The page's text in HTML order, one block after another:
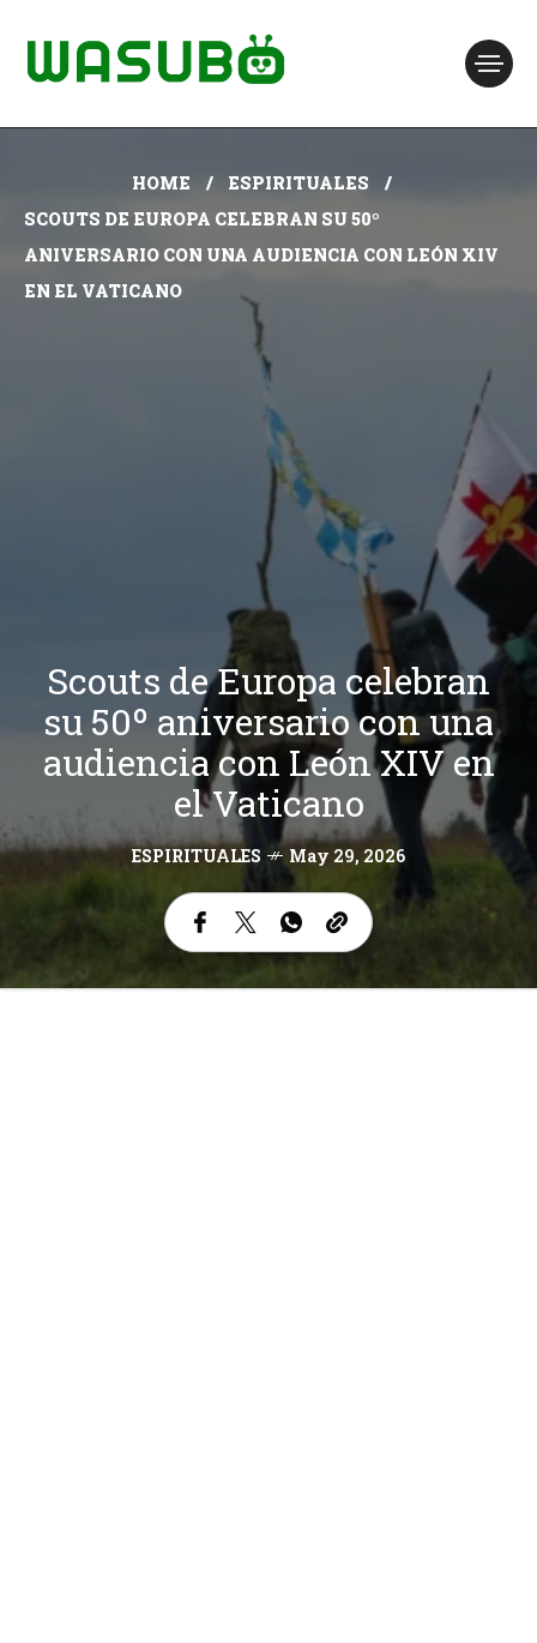
HOME
ESPIRITUALES
SCOUTS DE EUROPA CELEBRAN SU 50º
ANIVERSARIO CON UNA AUDIENCIA CON LEÓN XIV
EN EL VATICANO
Scouts de Europa celebran
su 50º aniversario con una
audiencia con León XIV en
el Vaticano
ESPIRITUALES May 29, 2026